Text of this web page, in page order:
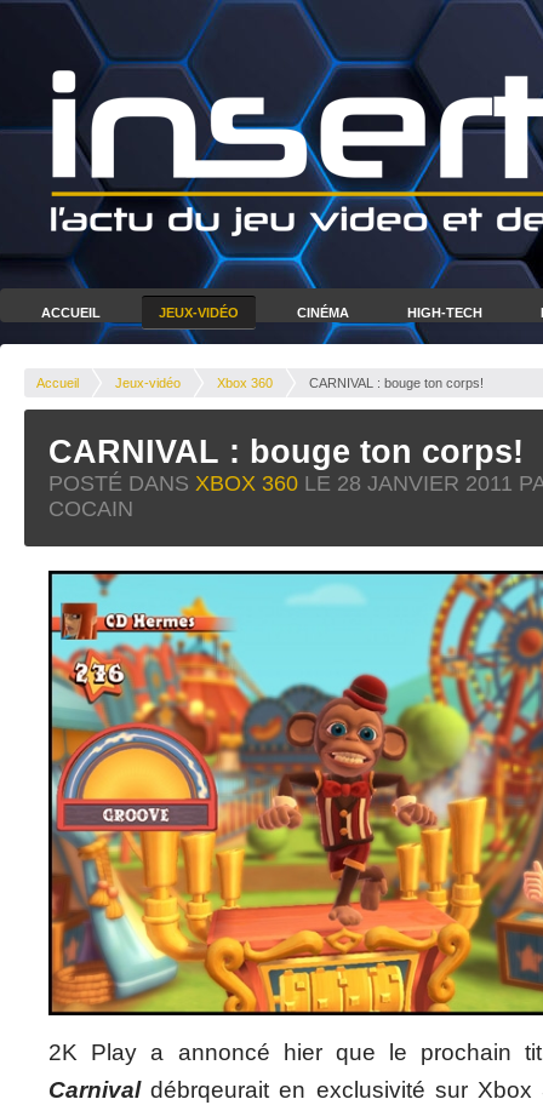
ACCUEIL JEUX-VIDÉO CINÉMA HIGH-TECH
Accueil Jeux-vidéo Xbox 360 CARNIVAL : bouge ton corps!
CARNIVAL : bouge ton corps!
POSTÉ DANS XBOX 360 LE 28 JANVIER 2011
COCAIN
2K Play a annoncé hier que le prochain
Carnivaldébrqeurait en exclusivité sur Xbox